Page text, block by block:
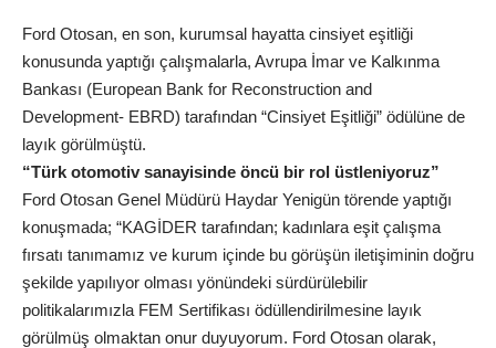
Ford Otosan, en son, kurumsal hayatta cinsiyet eşitliği
konusunda yaptığı çalışmalarla, Avrupa İmar ve Kalkınma
Bankası (European Bank for Reconstruction and
Development- EBRD) tarafından “Cinsiyet Eşitliği” ödülüne de
layık görülmüştü.
“Türk otomotiv sanayisinde öncü bir rol üstleniyoruz”
Ford Otosan Genel Müdürü Haydar Yenigün törende yaptığı
konuşmada; “KAGİDER tarafından; kadınlara eşit çalışma
fırsatı tanımamız ve kurum içinde bu görüşün iletişiminin doğru
şekilde yapılıyor olması yönündeki sürdürülebilir
politikalarımızla FEM Sertifikası ödüllendirilmesine layık
görülmüş olmaktan onur duyuyorum. Ford Otosan olarak,